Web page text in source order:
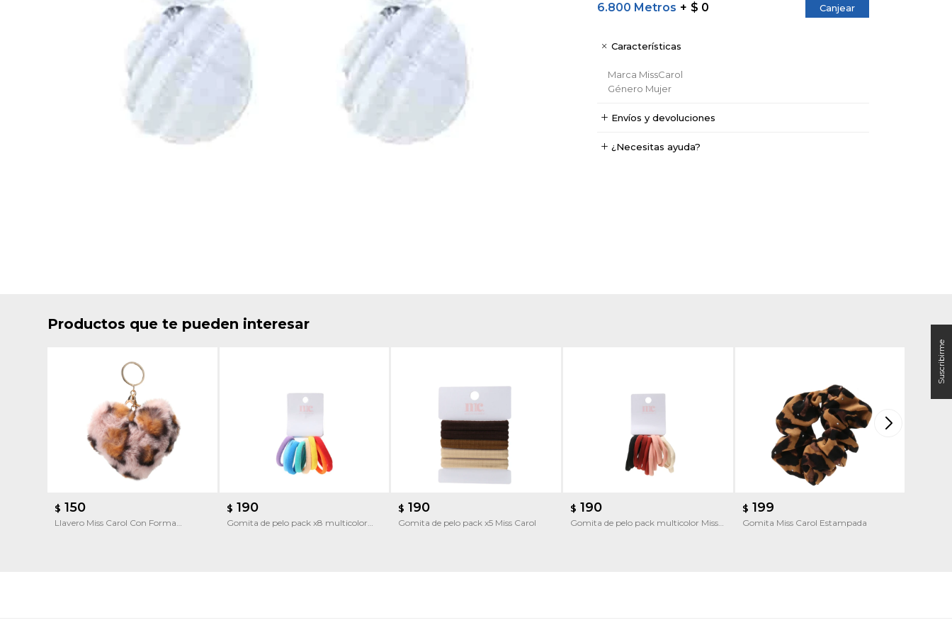
6.800 Metros $ 0 Canjear
Características
Marca MissCarol
Género Mujer
Envíos y devoluciones
¿Necesitas ayuda?
Productos que te pueden interesar
$ 150
Llavero Miss Carol Con Forma
$ 190
Gomita de pelo pack x8 multicolor
$ 190
Gomita de pelo pack x5 Miss Carol
$ 190
Gomita de pelo pack multicolor Miss
$ 199
Gomita Miss Carol Estampada